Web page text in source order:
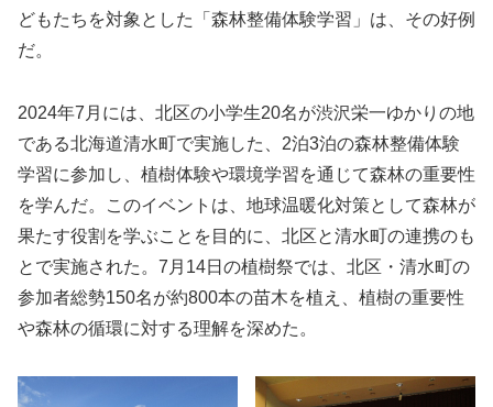
どもたちを対象とした「森林整備体験学習」は、その好例
だ。
2024年7月には、北区の小学生20名が渋沢栄一ゆかりの地
である北海道清水町で実施した、2泊3泊の森林整備体験
学習に参加し、植樹体験や環境学習を通じて森林の重要性
を学んだ。このイベントは、地球温暖化対策として森林が
果たす役割を学ぶことを目的に、北区と清水町の連携のも
とで実施された。7月14日の植樹祭では、北区・清水町の
参加者総勢150名が約800本の苗木を植え、植樹の重要性
や森林の循環に対する理解を深めた。